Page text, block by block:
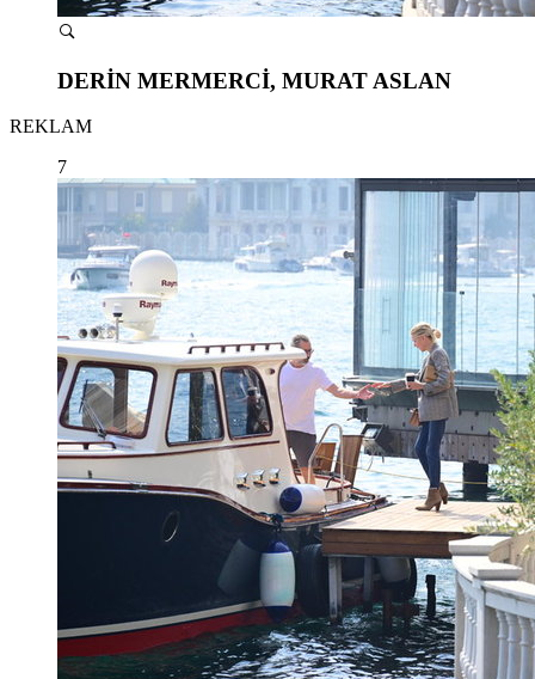
DERİN MERMERCİ, MURAT ASLAN
REKLAM
7